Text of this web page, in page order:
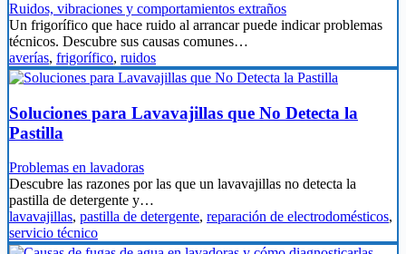
Ruidos, vibraciones y comportamientos extraños
Un frigorífico que hace ruido al arrancar puede indicar problemas
técnicos. Descubre sus causas comunes…
averías, frigorífico, ruidos
Soluciones para Lavavajillas que No Detecta la
Pastilla
Problemas en lavadoras
Descubre las razones por las que un lavavajillas no detecta la
pastilla de detergente y…
lavavajillas, pastilla de detergente, reparación de electrodomésticos,
servicio técnico